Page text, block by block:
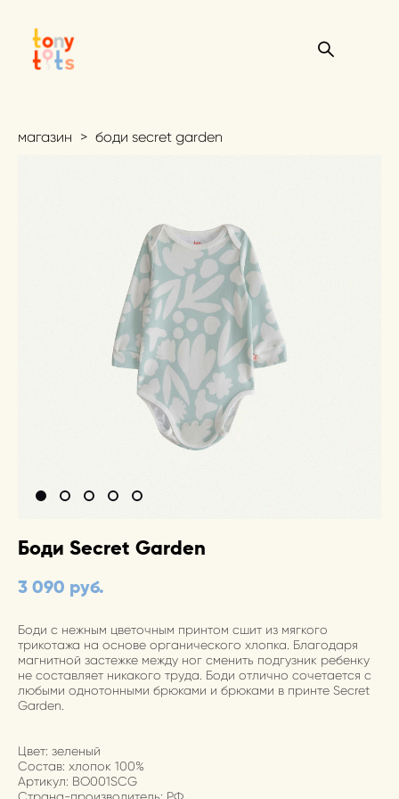
магазин > боди secret garden
Боди Secret Garden
3 090 pуб.
Боди с нежным цветочным принтом сшит из мягкого
трикотажа на основе органического хлопка. Благодаря
магнитной застежке между ног сменить подгузник ребенку
не составляет никакого труда. Боди отлично сочетается с
любыми однотонными брюками и брюками в принте Secret
Garden.
Цвет: зеленый
Состав: хлопок 100%
Артикул: BO001SCG